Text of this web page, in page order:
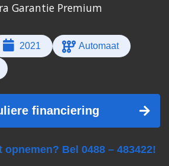
Garantie Premium
2021 Automaat
financiering
Bel 0488 – 483422!